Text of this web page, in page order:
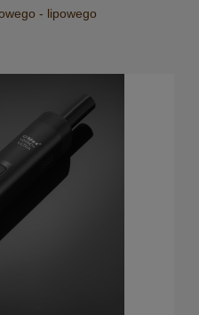
- lipowego